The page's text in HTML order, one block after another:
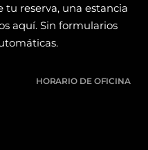
tu reserva, una estancia
aquí. Sin formularios
HORARIO DE OFICINA